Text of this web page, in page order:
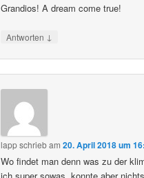
Grandios! A dream come true!
Antworten ↓
lappschriebam20. April 2018 um
Wo findet man denn was zu der